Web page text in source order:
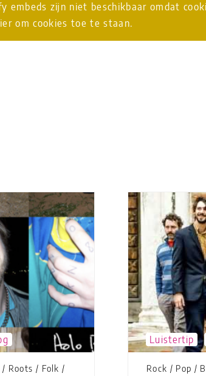
embeds zijn niet beschikbaar omdat
om cookies toe te staan.
/ Roots / Folk /
Luistertip
Rock / Pop /